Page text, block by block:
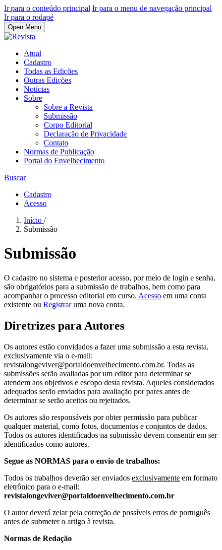
Ir para o conteúdo principal Ir para o menu de navegação principal
Ir para o rodapé
Open Menu
Atual
Cadastro
Todas as Edições
Outras Edições
Notícias
Sobre
Sobre a Revista
Submissão
Corpo Editorial
Declaração de Privacidade
Contato
Normas de Publicação
Portal do Envelhecimento
Buscar
Cadastro
Acesso
Início /
Submissão
Submissão
O cadastro no sistema e posterior acesso, por meio de login e senha,
são obrigatórios para a submissão de trabalhos, bem como para
acompanhar o processo editorial em curso. Acesso em uma conta
existente ou Registraruma nova conta.
Diretrizes para Autores
Os autores estão convidados a fazer uma submissão a esta revista,
exclusivamente via o e-mail:
revistalongeviver@portaldoenvelhecimento.com.br. Todas as
submissões serão avaliadas por um editor para determinar se
atendem aos objetivos e escopo desta revista. Aqueles considerados
adequados serão enviados para avaliação por pares antes de
determinar se serão aceitos ou rejeitados.
Os autores são responsáveis por obter permissão para publicar
qualquer material, como fotos, documentos e conjuntos de dados.
Todos os autores identificados na submissão devem consentir em ser
identificados como autores.
Segue as NORMAS para o envio de trabalhos:
Todos os trabalhos deverão ser enviados exclusivamente em formato
eletrônico para o e-mail:
revistalongeviver@portaldoenvelhecimento.com.br
O autor deverá zelar pela correção de possíveis erros de português
antes de submeter o artigo à revista.
Normas de Redação